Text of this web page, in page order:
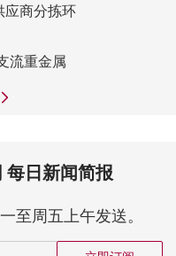
应商分拣环
流重金属
每日新闻简报
至周五上午发送。